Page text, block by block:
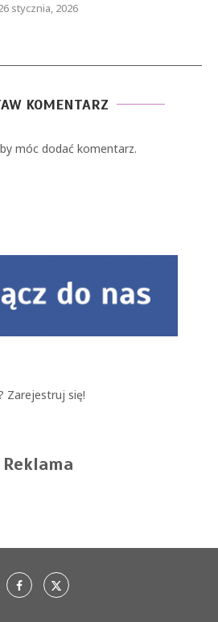
stycznia, 2026
KOMENTARZ
móc dodać komentarz.
Zarejestruj się!
Reklama